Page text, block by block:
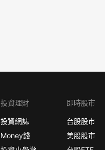
投資理財
投資網誌
Money錢
即時股市
台股股市
美股股市